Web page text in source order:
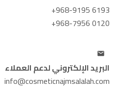
+968-9195 6193
+968-7956 0120
البريد الإلكتروني لدعم العملاء
info@cosmeticnajmsalalah.com